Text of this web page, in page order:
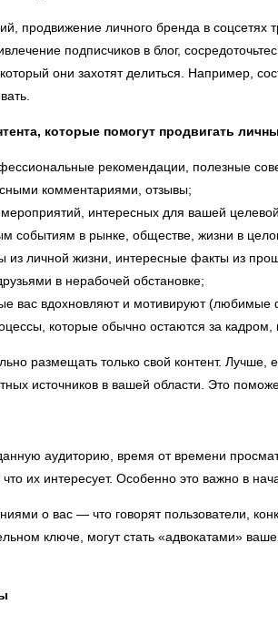
продвижение личного бренда в соцсетях
подписчиков в блог,
они захотят делиться. Например,
которые помогут продвигать
рекомендации, полезные
комментариями, отзывы;
интересных для вашей
событиям в рынке, обществе, жизни в
из личной жизни, интересные факты из
в нерабочей обстановке;
вас вдохновляют и мотивируют (любимые
которые обычно остаются за кадром,
размещать только свой контент. Лучше,
источников в вашей области. Это
аудиторию, время от времени
их интересует. Особенно это важно в
о вас — что говорят пользователи,
ключе, могут стать «адвокатами»